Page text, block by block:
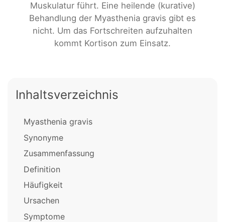
Muskulatur führt. Eine heilende (kurative)
Behandlung der Myasthenia gravis gibt es
nicht. Um das Fortschreiten aufzuhalten
kommt Kortison zum Einsatz.
Inhaltsverzeichnis
Myasthenia gravis
Synonyme
Zusammenfassung
Definition
Häufigkeit
Ursachen
Symptome